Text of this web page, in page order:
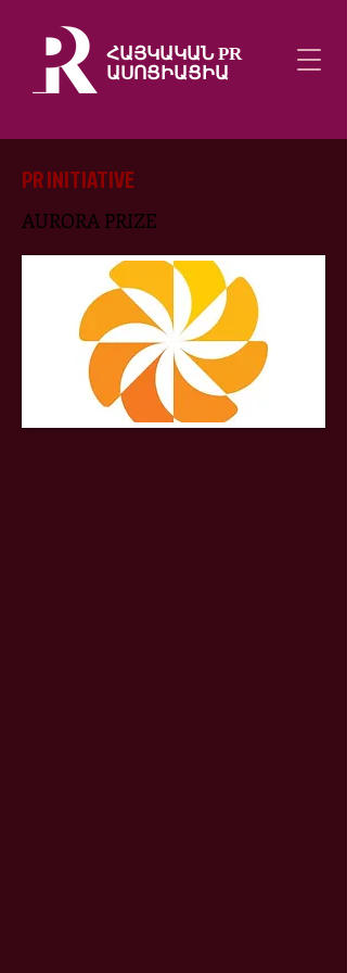
ՀԱՅԿԱԿԱՆ PR
ԱՍՈՑԻԱՑԻԱ
PR INITIATIVE
AURORA PRIZE